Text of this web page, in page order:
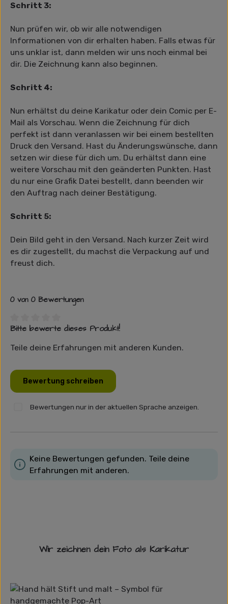
Schritt 3:
Nun prüfen wir, ob wir alle notwendigen
Informationen von dir erhalten haben. Falls etwas für
uns unklar ist, dann melden wir uns noch einmal bei
dir. Die Zeichnung kann also beginnen.
Schritt 4:
Nun erhältst du deine Karikatur oder dein Comic per E-
Mail als Vorschau. Wenn die Zeichnung für dich
perfekt ist dann veranlassen wir bei einem bestellten
Druck den Versand. Hast du Änderungswünsche, dann
setzen wir diese für dich um. Du erhältst dann eine
weitere Vorschau mit den geänderten Punkten. Hast
du nur eine Grafik Datei bestellt, dann beenden wir
den Auftrag nach deiner Bestätigung.
Schritt 5:
Dein Bild geht in den Versand. Nach kurzer Zeit wird
es dir zugestellt, du machst die Verpackung auf und
freust dich.
0 von 0 Bewertungen
Durchschnittliche Bewertung von 0 von 5 Sternen
Bitte bewerte dieses Produkt!
Teile deine Erfahrungen mit anderen Kunden.
Bewertung schreiben
Bewertungen nur in der aktuellen Sprache anzeigen.
Keine Bewertungen gefunden. Teile deine
Erfahrungen mit anderen.
Wir zeichnen dein Foto als Karikatur